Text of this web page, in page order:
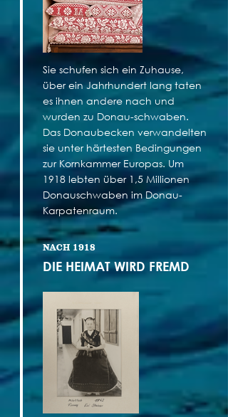
Sie schufen sich ein Zuhause,
über ein Jahrhundert lang taten
es ihnen andere nach und
wurden zu Donau-schwaben.
Das Donaubecken verwandelten
sie unter härtesten Bedingungen
zur Kornkammer Europas. Um
1918 lebten über 1,5 Millionen
Donauschwaben im Donau-
Karpatenraum.
NACH 1918
DIE HEIMAT WIRD FREMD